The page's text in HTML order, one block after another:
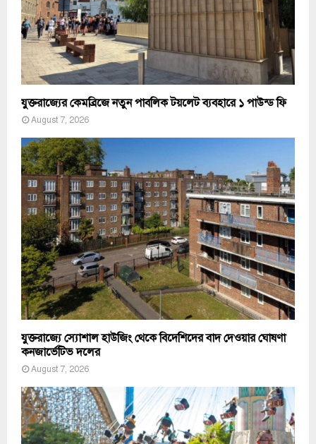
যুক্তরাজ্যের কেমব্রিজে নতুন পাবলিক টয়লেট ব্যবহারে ১ পাউন্ড ফি
August 7, 2026
যুক্তরাজ্যে স্যোশাল হাউজিং থেকে বিদেশিদের বাদ দেওয়ার ঘোষণা
কনজার্ভেটিভ দলের
August 7, 2026